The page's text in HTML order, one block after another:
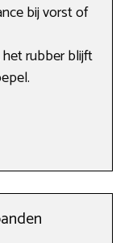
bij vorst of
rubber blijft